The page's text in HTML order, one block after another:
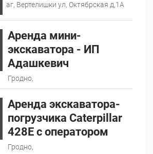
аг, Вертелишки ул, Октябрская д,1А
Аренда мини-
экскаватора - ИП
Адашкевич
Гродно,
Аренда экскаватора-
погрузчика Caterpillar
428E с оператором
Гродно,